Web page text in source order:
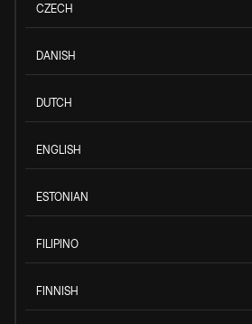
CZECH
DANISH
DUTCH
ENGLISH
ESTONIAN
FILIPINO
FINNISH